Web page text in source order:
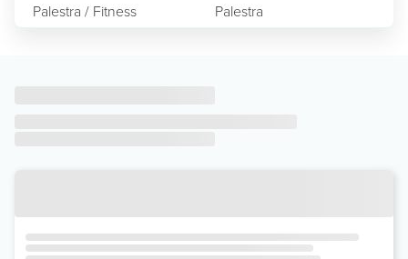
Palestra / Fitness Palestra